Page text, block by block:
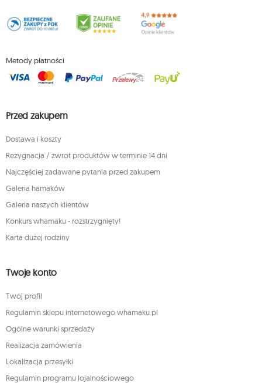
Metody płatności
Przed zakupem
Dostawa i koszty
Rezygnacja / zwrot produktów w terminie 14 dni
Najczęściej zadawane pytania przed zakupem
Galeria hamaków
Galeria naszych klientów
Konkurs whamaku - rozstrzygnięty!
Karta dużej rodziny
Twoje konto
Twój profil
Regulamin sklepu internetowego whamaku.pl
Ogólne warunki sprzedaży
Realizacja zamówienia
Lokalizacja przesyłki
Regulamin programu lojalnościowego